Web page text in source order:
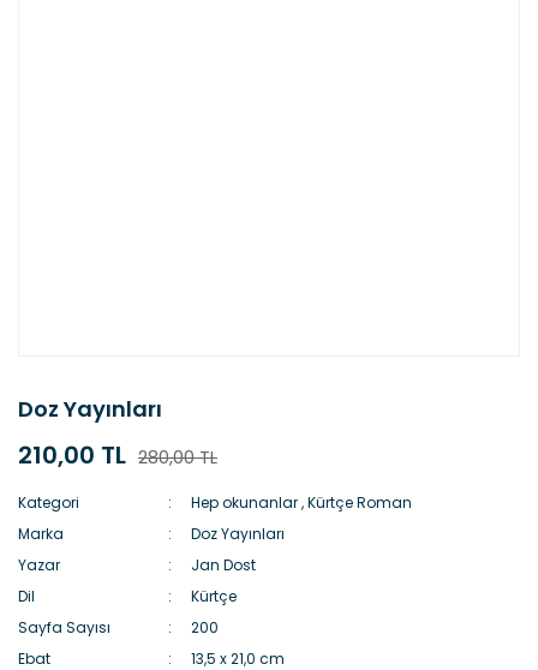
Doz Yayınları
210,00 TL 280,00 TL
Kategori Hep okunanlar,Kürtçe Roman
Marka
Doz Yayınları
Yazar
Jan Dost
Dil
Kürtçe
Sayfa Sayısı
200
Ebat
13,5 x 21,0 cm